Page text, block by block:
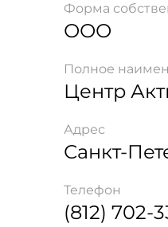
Форма
ООО
Полное
Центр
Адрес
Санкт-
Телефон
(812) 702-